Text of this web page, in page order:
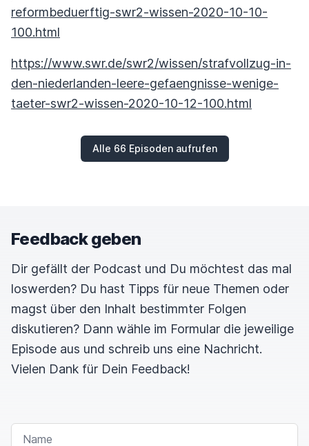
reformbeduerftig-swr2-wissen-2020-10-10-
100.html
https://www.swr.de/swr2/wissen/strafvollzug-in-
den-niederlanden-leere-gefaengnisse-wenige-
taeter-swr2-wissen-2020-10-12-100.html
Alle 66 Episoden aufrufen
Feedback geben
Dir gefällt der Podcast und Du möchtest das mal
loswerden? Du hast Tipps für neue Themen oder
magst über den Inhalt bestimmter Folgen
diskutieren? Dann wähle im Formular die jeweilige
Episode aus und schreib uns eine Nachricht.
Vielen Dank für Dein Feedback!
NAME